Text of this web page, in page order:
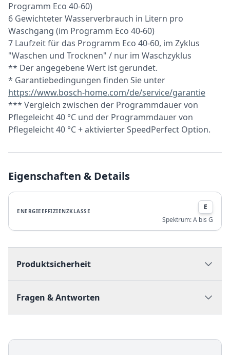
Programm Eco 40-60)
6 Gewichteter Wasserverbrauch in Litern pro
Waschgang (im Programm Eco 40-60)
7 Laufzeit für das Programm Eco 40-60, im Zyklus
"Waschen und Trocknen" / nur im Waschzyklus
** Der angegebene Wert ist gerundet.
* Garantiebedingungen finden Sie unter
https://www.bosch-home.com/de/service/garantie
*** Vergleich zwischen der Programmdauer von
Pflegeleicht 40 °C und der Programmdauer von
Pflegeleicht 40 °C + aktivierter SpeedPerfect Option.
Eigenschaften & Details
ENERGIEEFFIZIENZKLASSE
E
Spektrum:A bis G
Produktsicherheit
Fragen & Antworten